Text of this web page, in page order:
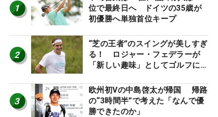
1
位で最終日へ ドイツの35歳が
初優勝へ単独首位キープ
2
“芝の王者”のスイングが美しすぎ
る！ ロジャー・フェデラーが
「新しい趣味」としてゴルフに挑
3
欧州初Vの中島啓太が帰国 帰路
の“3時間半”で考えた「なんで優
勝できたのか」